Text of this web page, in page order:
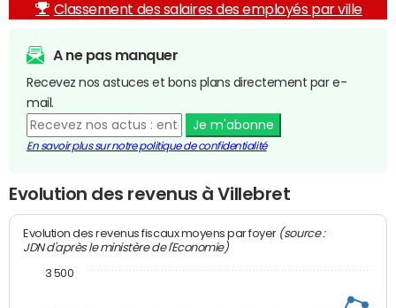
Classement des salaires des employés par ville
A ne pas manquer
Recevez nos astuces et bons plans directement par e-
mail.
Je m'abonne
En savoir plus sur notre politique de confidentialité
Evolution des revenus à Villebret
Evolution des revenus fiscaux moyens par foyer (source :
JDN d'après le ministère de l'Economie)
3 500